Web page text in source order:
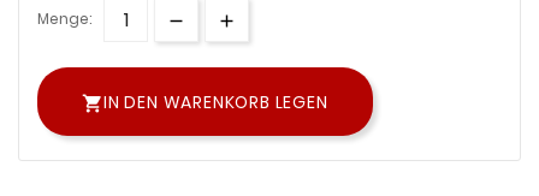
Menge:
IN DEN WARENKORB LEGEN